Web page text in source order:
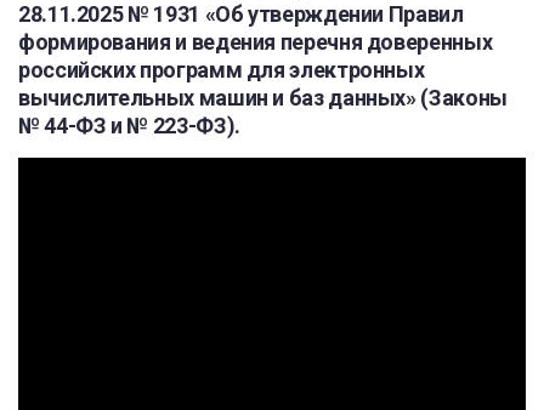
28.11.2025 № 1931 «Об утверждении Правил
формирования и ведения перечня доверенных
российских программ для электронных
вычислительных машин и баз данных» (Законы
№ 44-ФЗ и № 223-ФЗ).